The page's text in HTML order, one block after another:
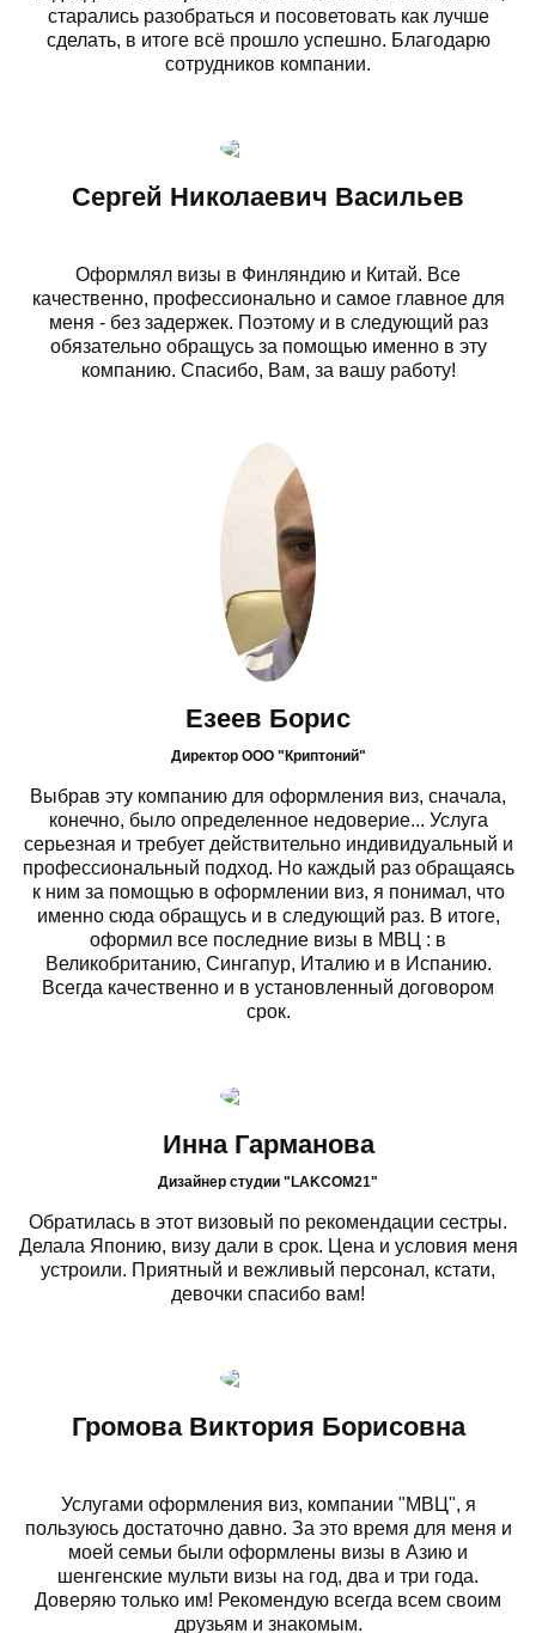
старались разобраться и посоветовать как лучше
сделать, в итоге всё прошло успешно. Благодарю
сотрудников компании.
Сергей Николаевич Васильев
Оформлял визы в Финляндию и Китай. Все
качественно, профессионально и самое главное для
меня - без задержек. Поэтому и в следующий раз
обязательно обращусь за помощью именно в эту
компанию. Спасибо, Вам, за вашу работу!
Езеев Борис
Директор ООО "Криптоний"
Выбрав эту компанию для оформления виз, сначала,
конечно, было определенное недоверие... Услуга
серьезная и требует действительно индивидуальный и
профессиональный подход. Но каждый раз обращаясь
к ним за помощью в оформлении виз, я понимал, что
именно сюда обращусь и в следующий раз. В итоге,
оформил все последние визы в МВЦ : в
Великобританию, Сингапур, Италию и в Испанию.
Всегда качественно и в установленный договором
срок.
Инна Гарманова
Дизайнер студии "LAKCOM21"
Обратилась в этот визовый по рекомендации сестры.
Делала Японию, визу дали в срок. Цена и условия меня
устроили. Приятный и вежливый персонал, кстати,
девочки спасибо вам!
Громова Виктория Борисовна
Услугами оформления виз, компании "МВЦ", я
пользуюсь достаточно давно. За это время для меня и
моей семьи были оформлены визы в Азию и
шенгенские мульти визы на год, два и три года.
Доверяю только им! Рекомендую всегда всем своим
друзьям и знакомым.